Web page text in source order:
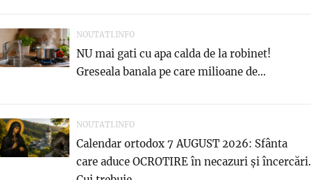
NOUTATI.INFO
NU mai gati cu apa calda de la robinet!
Greseala banala pe care milioane de...
NOUTATI.INFO
Calendar ortodox 7 AUGUST 2026: Sfânta
care aduce OCROTIRE în necazuri și încercări.